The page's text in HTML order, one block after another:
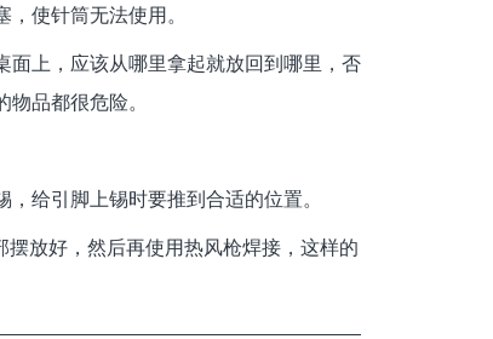
使针筒无法使用。
面上，应该从哪里拿起就放回到哪里，否
品都很危险。
给引脚上锡时要推到合适的位置。
摆放好，然后再使用热风枪焊接，这样的